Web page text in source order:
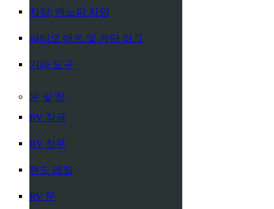
차양, 캐노피 차양
파티오 매트 및 계단 러그
기타 도구
문 및 창
RV 잠금
RV 창문
핸드 레일
RV 문